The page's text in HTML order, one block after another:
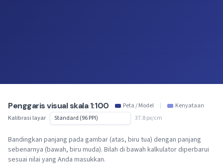
Penggaris visual skala 1:100 Peta / Model |
Kenyataan
Kalibrasi layar
37.8 px/cm
Bandingkan panjang pada gambar (atas, biru tua) dengan panjang
sebenarnya (bawah, biru muda). Bilah di bawah kalkulator diperbarui
sesuai nilai yang Anda masukkan.